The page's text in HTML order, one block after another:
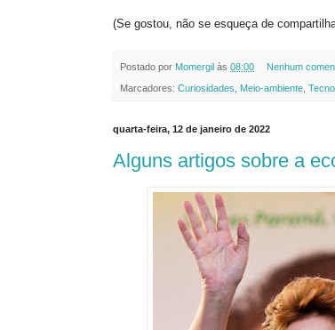
(Se gostou, não se esqueça de
Postado por Momergil às 08:00 Nenhum
Marcadores: Curiosidades Meio-ambiente
quarta-feira, 12 de janeiro de 2022
Alguns artigos sobre a